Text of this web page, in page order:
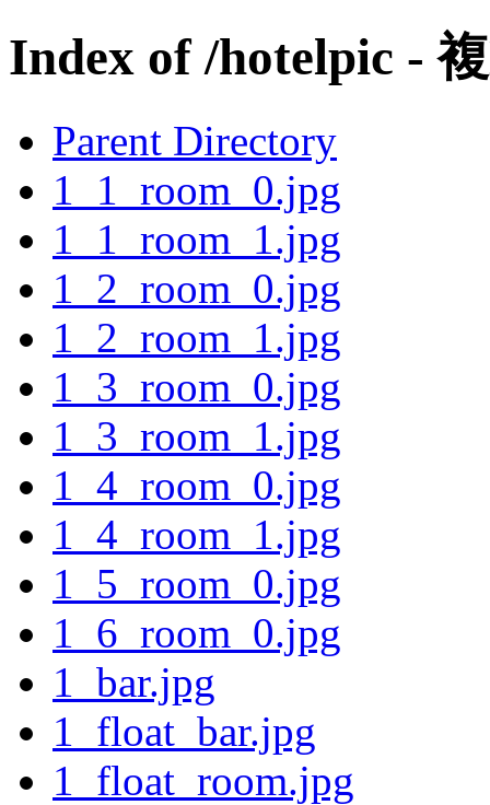
Index of /hotelpic -
Parent Directory
1_1_room_0.jpg
1_1_room_1.jpg
1_2_room_0.jpg
1_2_room_1.jpg
1_3_room_0.jpg
1_3_room_1.jpg
1_4_room_0.jpg
1_4_room_1.jpg
1_5_room_0.jpg
1_6_room_0.jpg
1_bar.jpg
1_float_bar.jpg
1_float_room.jpg